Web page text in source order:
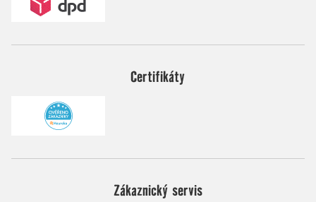
Certifikáty
Zákaznický servis